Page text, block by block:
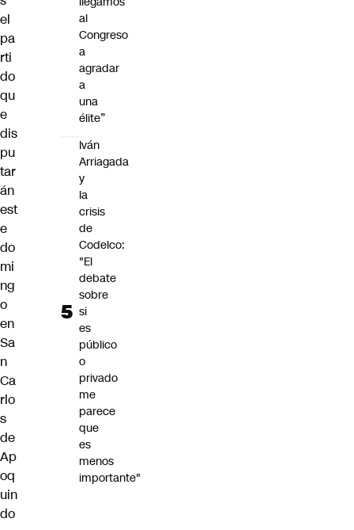
el
pa
rti
do
qu
e
dis
pu
tar
án
est
e
do
mi
ng
o
en
Sa
n
Ca
rlo
s
de
Ap
oq
uin
do
al
Congreso
a
agradar
a
una
élite”
Iván
Arriagada
y
la
crisis
de
Codelco:
"El
debate
sobre
si
es
público
o
privado
me
parece
que
es
menos
importante"